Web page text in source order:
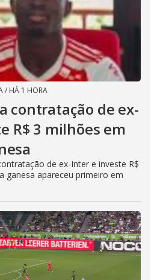
/ HÁ 1 HORA
contratação de ex-
R$ 3 milhões em
de ex-Inter e investe R$
ganesa apareceu primeiro em